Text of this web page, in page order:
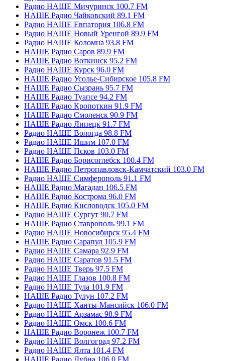
Радио НАШЕ Мичуринск 100.7 FM
НАШЕ Радио Чайковский 89.1 FM
Радио НАШЕ Евпатория 106.8 FM
Радио НАШЕ Новый Уренгой 89.9 FM
Радио НАШЕ Коломна 93.8 FM
НАШЕ Радио Саров 89.9 FM
НАШЕ Радио Воткинск 95.2 FM
Радио НАШЕ Курск 96.0 FM
НАШЕ Радио Усолье-Сибирское 105.8 FM
НАШЕ Радио Сызрань 95.7 FM
НАШЕ Радио Туапсе 94.2 FM
НАШЕ Радио Кропоткин 91.9 FM
НАШЕ Радио Смоленск 90.9 FM
НАШЕ Радио Липецк 91.7 FM
Радио НАШЕ Вологда 98.8 FM
Радио НАШЕ Ишим 107.0 FM
Радио НАШЕ Псков 103.0 FM
НАШЕ Радио Борисоглебск 100.4 FM
НАШЕ Радио Петропавловск-Камчатский 103.0 FM
Радио НАШЕ Симферополь 91.1 FM
НАШЕ Радио Магадан 106.5 FM
НАШЕ Радио Кострома 96.0 FM
НАШЕ Радио Кисловодск 105.0 FM
Радио НАШЕ Сургут 90.7 FM
НАШЕ Радио Ставрополь 99.1 FM
Радио НАШЕ Новосибирск 95.4 FM
НАШЕ Радио Сарапул 105.9 FM
Радио НАШЕ Самара 92.9 FM
Радио НАШЕ Саратов 91.5 FM
Радио НАШЕ Тверь 97.5 FM
Радио НАШЕ Глазов 100.8 FM
Радио НАШЕ Тула 101.9 FM
НАШЕ Радио Тулун 107.2 FM
Радио НАШЕ Ханты-Мансийск 106.0 FM
Радио НАШЕ Арзамас 98.9 FM
Радио НАШЕ Омск 100.6 FM
НАШЕ Радио Воронеж 100.7 FM
Радио НАШЕ Волгоград 97.2 FM
Радио НАШЕ Ялта 101.4 FM
НАШЕ Радио Дубна 106.0 FM